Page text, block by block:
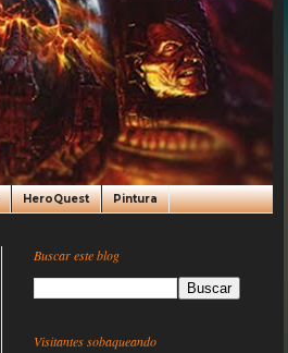
HeroQuest Pintura
Buscar este blog
Visitantes sobaqueando